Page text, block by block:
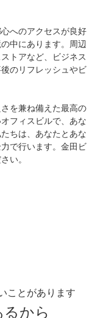
へのアクセスが良好
中にあります。周辺
トアなど、ビジネス
のリフレッシュやビ
を兼ね備えた最高の
フィスビルで、あな
ちは、あなたとあな
で行います。金田ビ
い。
ことがあります
から